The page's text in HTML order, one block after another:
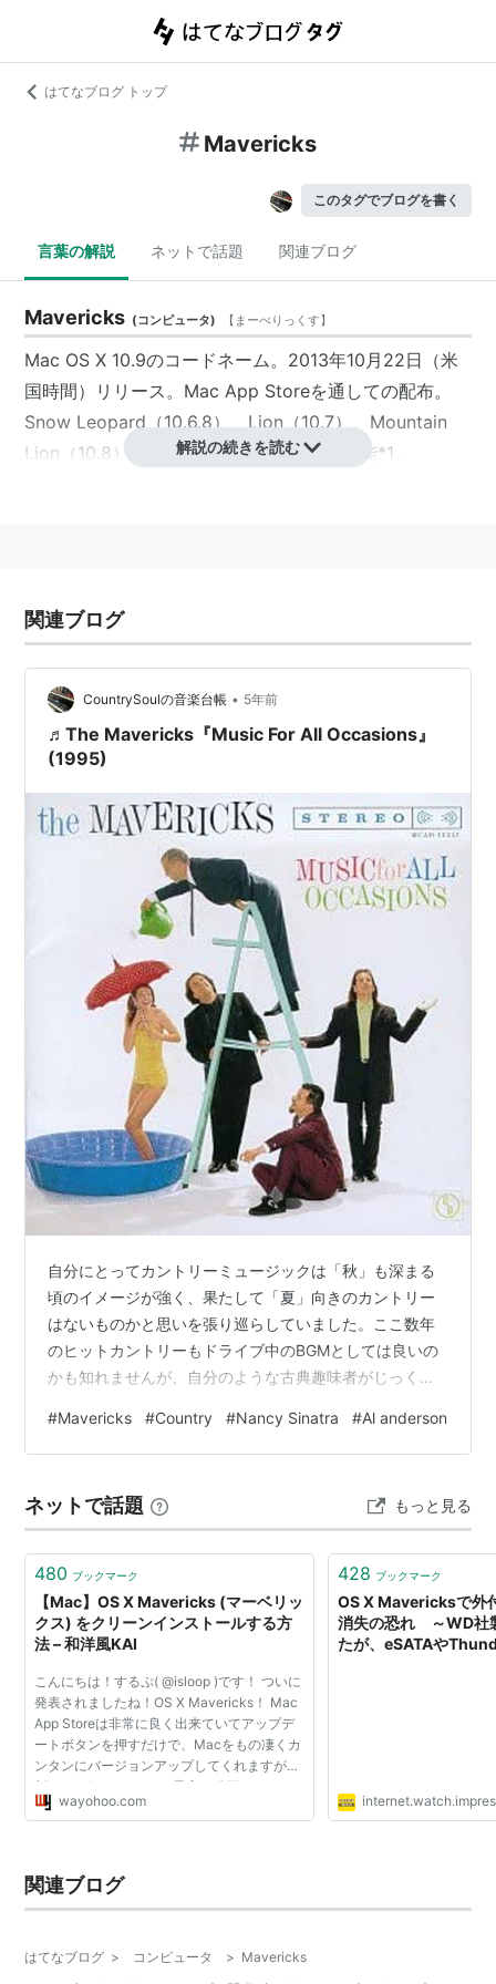
はてなブログ トップ
Mavericks
このタグでブログを書く
言葉の解説 ネットで話題 関連ブログ
Mavericks (コンピュータ) 【 まーべりっくす】
Mac OS X 10.9のコードネーム。2013年10月22日（米
国時間）リリース。Mac App Storeを通しての配布。
Snow Leopard（10.6.8）、Lion（10.7）、Mountain
Lion（10.8）は無料でのアップデートが可能*1
mavericks/id675248567?mt=12
Snow Leopard（10.6.8）以前のOSの場合
認定整備済製品 - Apple（日本）
アプリケーションの互換性
現在使用しているアプリケーションが使えるかの一覧。
Application Compatibility Table — RoaringApps
iBooksアプリケーションの追加。iCloudを介したデ
バイス間のプッシュ機能などが可能
マップアプリケーションの追加。iOSデバイスへのプ
ッシュ機能、3Dを用いた「Flyover」機能を搭載。
カレンダー
Safari
共有リンク機能、Top Sites、サイドバーを用いた後
で読む機能。パフォーマンスの向上。
iCloud キーチェーン
能、クレジットカード情報の保存。
各ディスプレイでメニューバーとDock、フルスクリ
ーンの使用が可能。Apple TVを用いた「AirPlayディ
スプレイ」。
通知
そのままメールやビデオ通話が行える「インタラク
ティブ通知」。登録したウェブサイトからの最新情
報など。
1つのウィンドウで複数のFinderウィンドウをまとめ
タグ
解説の続きを読む
関連ブログ
CountrySoulの音楽台帳 • 5年前
♬The Mavericks『Music For All Occasions』
(1995)
自分にとってカントリーミュージックは「秋」も深まる
頃のイメージが強く、果たして「夏」向きのカントリー
はないものかと思いを張り巡らしていました。ここ数年
のヒットカントリーもドライブ中のBGMとしては良いの
かも知れませんが、自分のような古典趣味者がじっくり
懐かしいMavericksを取り上げてみました。アルバムコン
セプト自体が夏というのではなく、名歌手であるRaul
てくれるんですね。本作は4枚目のアルバムになります
が、カントリートラディションに根ざしたスタイルはデ
ビュー作より一貫しており、その…
#Mavericks #Country #Nancy Sinatra #Al anderson
ネットで話題 もっと見る
480 ブックマーク
【Mac】OS X Mavericks (マーベリッ
クス) をクリーンインストールする方
法 – 和洋風KAI
こんにちは！するぷ( @isloop )です！ ついに
発表されましたね！OS X Mavericks！ Mac
App Storeは非常に良く出来ていてアップデ
ートボタンを押すだけで、Macをもの凄くカ
ンタンにバージョンアップしてくれますが、
新OSのポテンシャルを最高に発揮するに
は、やはりクリーンインストールをする必要
wayohoo.com
428 ブックマーク
OS X Mavericksで外
消失の恐れ ～WD社
たが、eSATAや
関連ブログ
はてなブログ > コンピュータ > Mavericks